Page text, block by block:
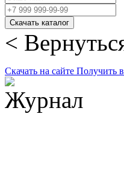
Скачать каталог
<
Скачать на сайте Получить